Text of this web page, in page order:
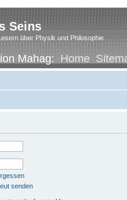
Seins
über Physik und Philosophie
Mahag:Home
senden